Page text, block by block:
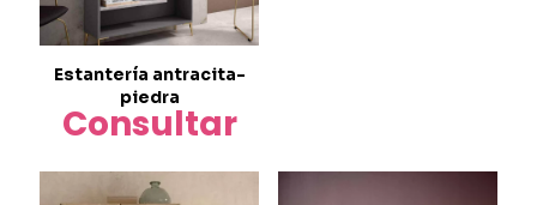
Estantería antracita-
piedra
Consultar